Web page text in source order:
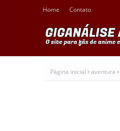
Home Contato
Página inicial aventura